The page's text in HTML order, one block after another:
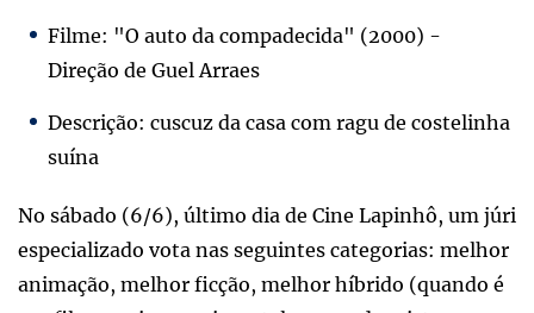
Filme: "O auto da compadecida" (2000) -
Direção de Guel Arraes
Descrição: cuscuz da casa com ragu de costelinha
suína
No sábado (6/6), último dia de Cine Lapinhô, um júri
especializado vota nas seguintes categorias: melhor
animação, melhor ficção, melhor híbrido (quando é